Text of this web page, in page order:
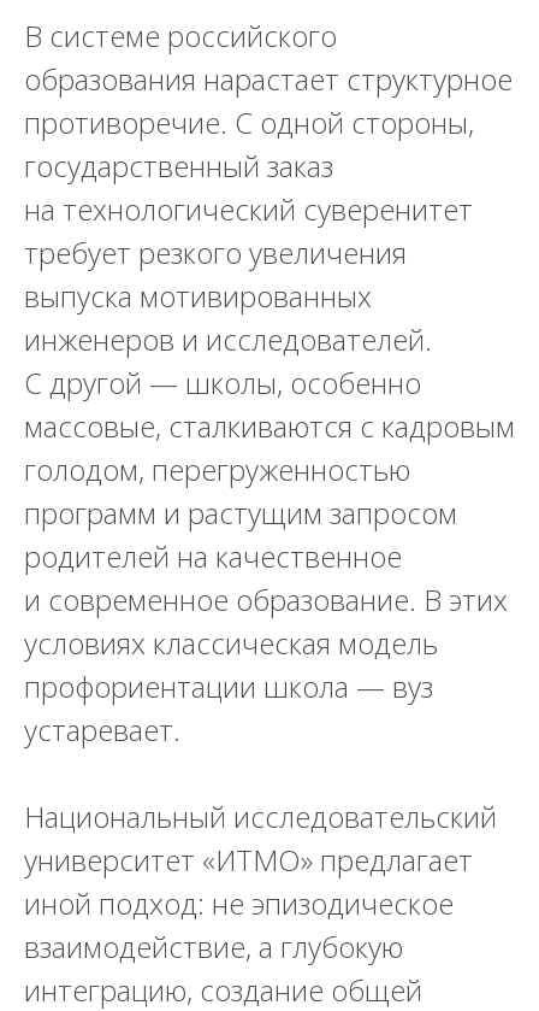
В системе российского
образования нарастает структурное
противоречие. С одной стороны,
государственный заказ
на технологический суверенитет
требует резкого увеличения
выпуска мотивированных
инженеров и исследователей.
С другой — школы, особенно
массовые, сталкиваются с кадровым
голодом, перегруженностью
программ и растущим запросом
родителей на качественное
и современное образование. В этих
условиях классическая модель
профориентации школа — вуз
устаревает.
Национальный исследовательский
университет «ИТМО» предлагает
иной подход: не эпизодическое
взаимодействие, а глубокую
интеграцию, создание общей